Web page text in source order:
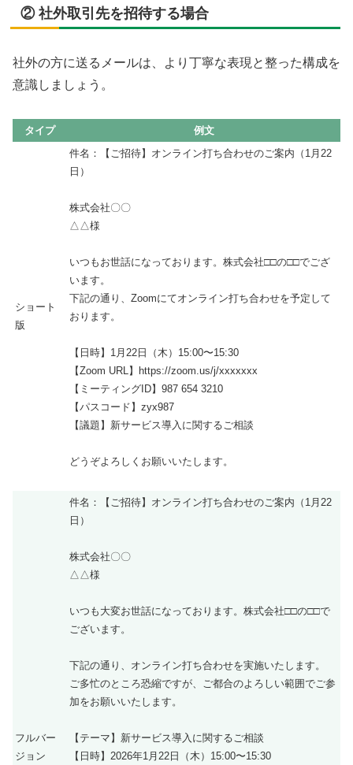
② 社外取引先を招待する場合
社外の方に送るメールは、より丁寧な表現と整った構成を
意識しましょう。
タイプ 例文
ショート
版
件名：【ご招待】オンライン打ち合わせのご案内（1月22
日）
株式会社〇〇
△△様
いつもお世話になっております。株式会社□□の□□でござ
います。
下記の通り、Zoomにてオンライン打ち合わせを予定して
おります。
【日時】1月22日（木）15:00〜15:30
【Zoom URL】https://zoom.us/j/xxxxxxx
【ミーティングID】987 654 3210
【パスコード】zyx987
【議題】新サービス導入に関するご相談
どうぞよろしくお願いいたします。
フルバー
ジョン
件名：【ご招待】オンライン打ち合わせのご案内（1月22
日）
株式会社〇〇
△△様
いつも大変お世話になっております。株式会社□□の□□で
ございます。
下記の通り、オンライン打ち合わせを実施いたします。
ご多忙のところ恐縮ですが、ご都合のよろしい範囲でご参
加をお願いいたします。
【テーマ】新サービス導入に関するご相談
【日時】2026年1月22日（木）15:00〜15:30